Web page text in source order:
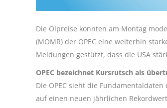
Die Ölpreise konnten am Montag
(MOMR) der OPEC eine weiterhin
Meldungen gestützt, dass die USA
OPEC bezeichnet Kursrutsch als
Die OPEC sieht die
auf einen neuen jährlichen